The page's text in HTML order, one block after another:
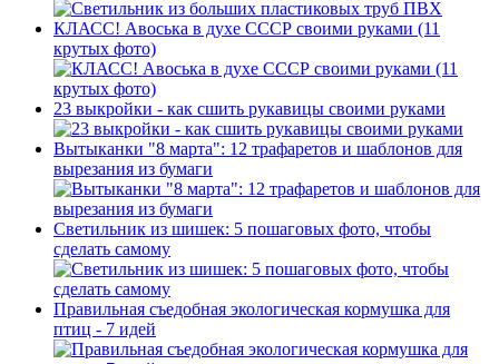
КЛАСС! Авоська в духе СССР своими руками (11
крутых фото)
23 выкройки - как сшить рукавицы своими руками
Вытыканки "8 марта": 12 трафаретов и шаблонов для
вырезания из бумаги
Светильник из шишек: 5 пошаговых фото, чтобы
сделать самому
Правильная съедобная экологическая кормушка для
птиц - 7 идей